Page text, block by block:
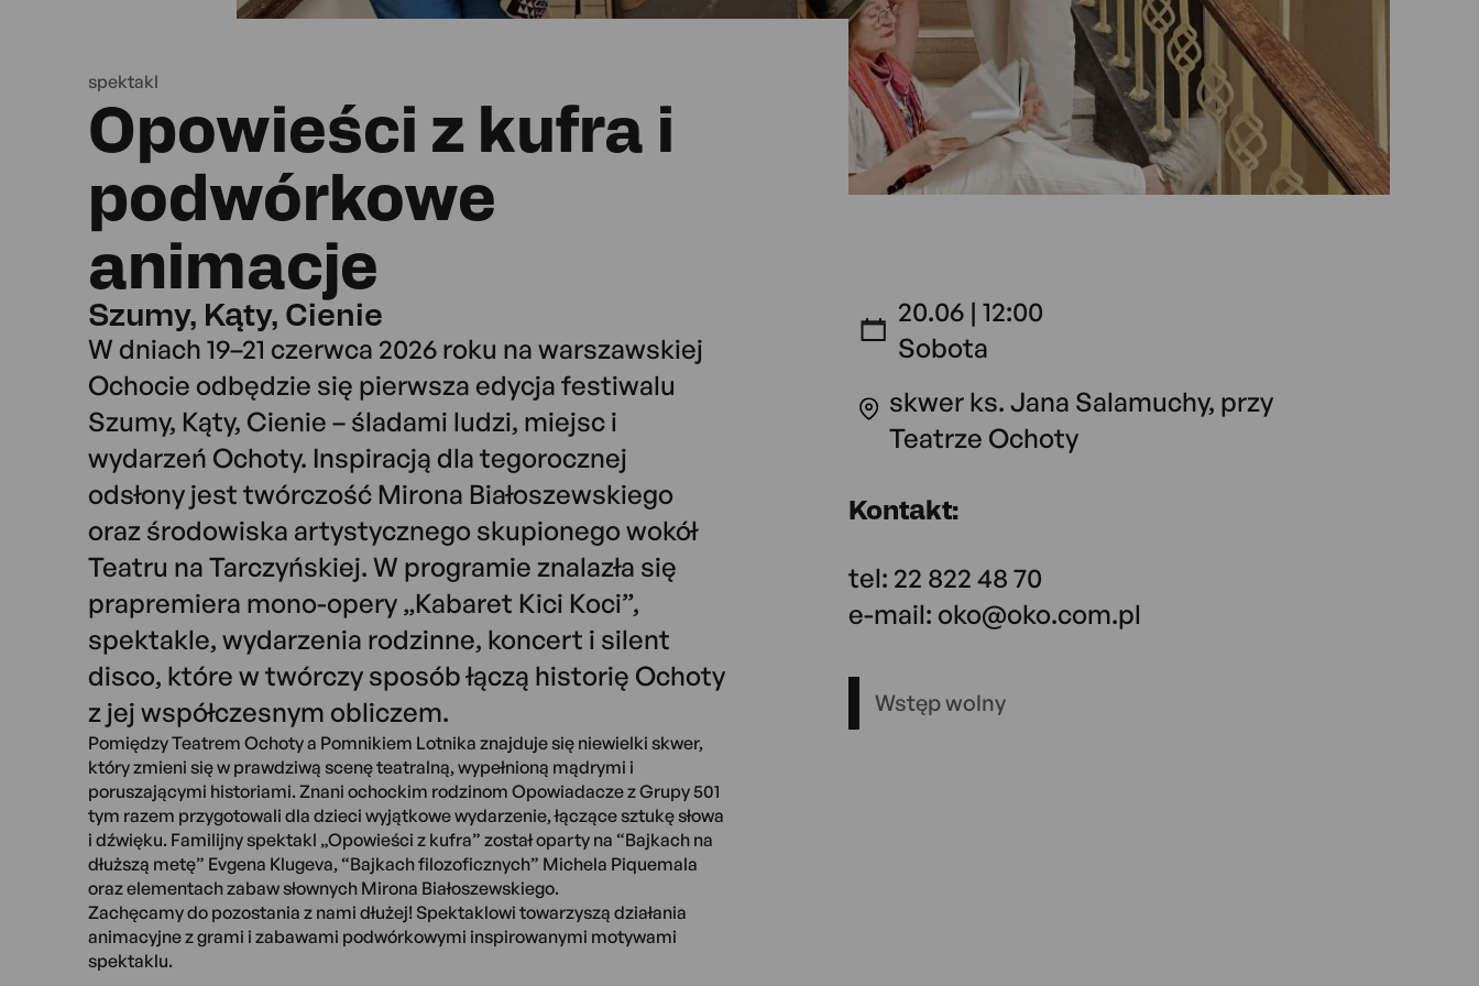
Opowieści z kufra i
podwórkowe
animacje
Szumy, Kąty, Cienie
spektakl
W dniach 19–21 czerwca 2026 roku na warszawskiej
Ochocie odbędzie się pierwsza edycja festiwalu
Szumy, Kąty, Cienie – śladami ludzi, miejsc i
wydarzeń Ochoty. Inspiracją dla tegorocznej
odsłony jest twórczość Mirona Białoszewskiego
oraz środowiska artystycznego skupionego wokół
Teatru na Tarczyńskiej. W programie znalazła się
prapremiera mono-opery „Kabaret Kici Koci”,
spektakle, wydarzenia rodzinne, koncert i silent
disco, które w twórczy sposób łączą historię Ochoty
z jej współczesnym obliczem.
Pomiędzy Teatrem Ochoty a Pomnikiem Lotnika znajduje się niewielki skwer,
który zmieni się w prawdziwą scenę teatralną, wypełnioną mądrymi i
poruszającymi historiami. Znani ochockim rodzinom Opowiadacze z Grupy 501
tym razem przygotowali dla dzieci wyjątkowe wydarzenie, łączące sztukę słowa
i dźwięku. Familijny spektakl „Opowieści z kufra” został oparty na “Bajkach na
dłuższą metę” Evgena Klugeva, “Bajkach filozoficznych” Michela Piquemala
oraz elementach zabaw słownych Mirona Białoszewskiego.
Zachęcamy do pozostania z nami dłużej! Spektaklowi towarzyszą działania
animacyjne z grami i zabawami podwórkowymi inspirowanymi motywami
spektaklu.
20.06 | 12:00
Sobota
skwer ks. Jana Salamuchy, przy
Teatrze Ochoty
Kontakt:
tel: 22 822 48 70
e-mail: oko@oko.com.pl
Wstęp wolny